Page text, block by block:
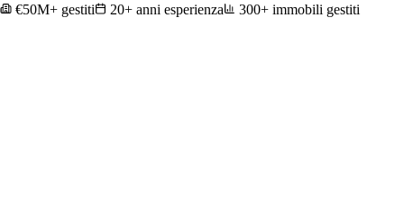
€50M+ gestiti 20+ anni esperienza 300+ immobili gestiti